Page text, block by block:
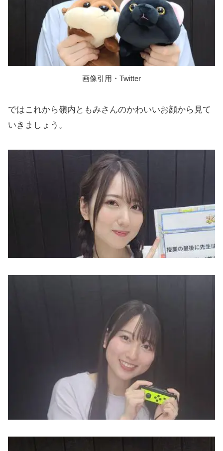
画像引用・Twitter
ではこれから嶺内ともみさんのかわいいお顔から見て
いきましょう。